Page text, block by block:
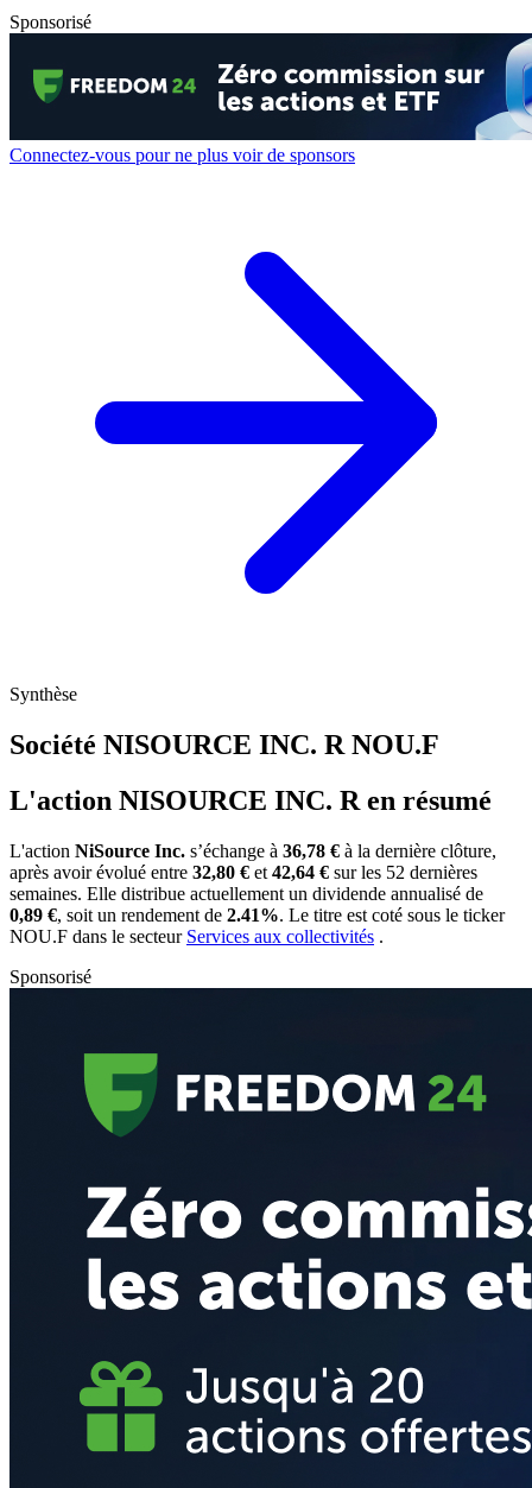
Sponsorisé
Connectez-vous pour ne plus voir de sponsors
Synthèse
Société NISOURCE INC. R NOU.F
L'action NISOURCE INC. R en résumé
L'action NiSource Inc. s’échange à 36,78 € à la dernière clôture,
après avoir évolué entre 32,80 € et 42,64 € sur les 52 dernières
semaines. Elle distribue actuellement un dividende annualisé de
0,89 €, soit un rendement de 2.41%. Le titre est coté sous le ticker
NOU.F dans le secteur Services aux collectivités .
Sponsorisé